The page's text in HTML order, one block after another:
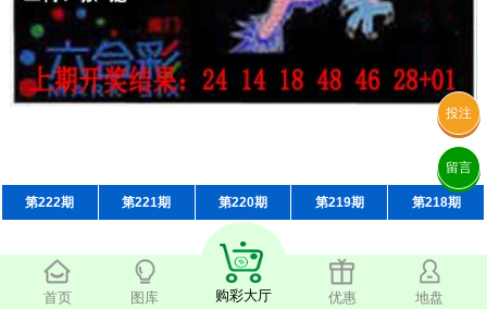
第222期 第221期 第220期 第219期 第218期
首页 图库 购彩大厅 优惠 地盘
投注
留言